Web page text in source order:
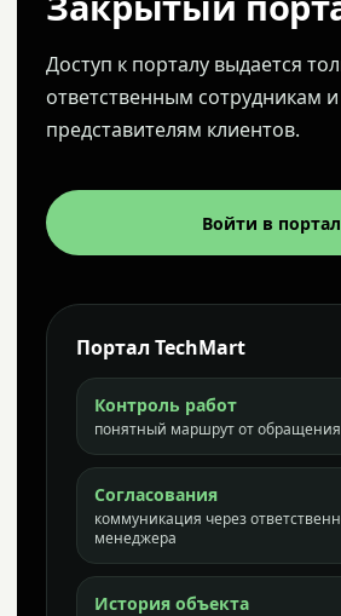
Доступ к порталу выдается
ответственным сотрудникам
представителям клиентов.
Войти в портал
Портал TechMart
Контроль работ
понятный маршрут от обращения
Согласования
коммуникация через
менеджера
История объекта